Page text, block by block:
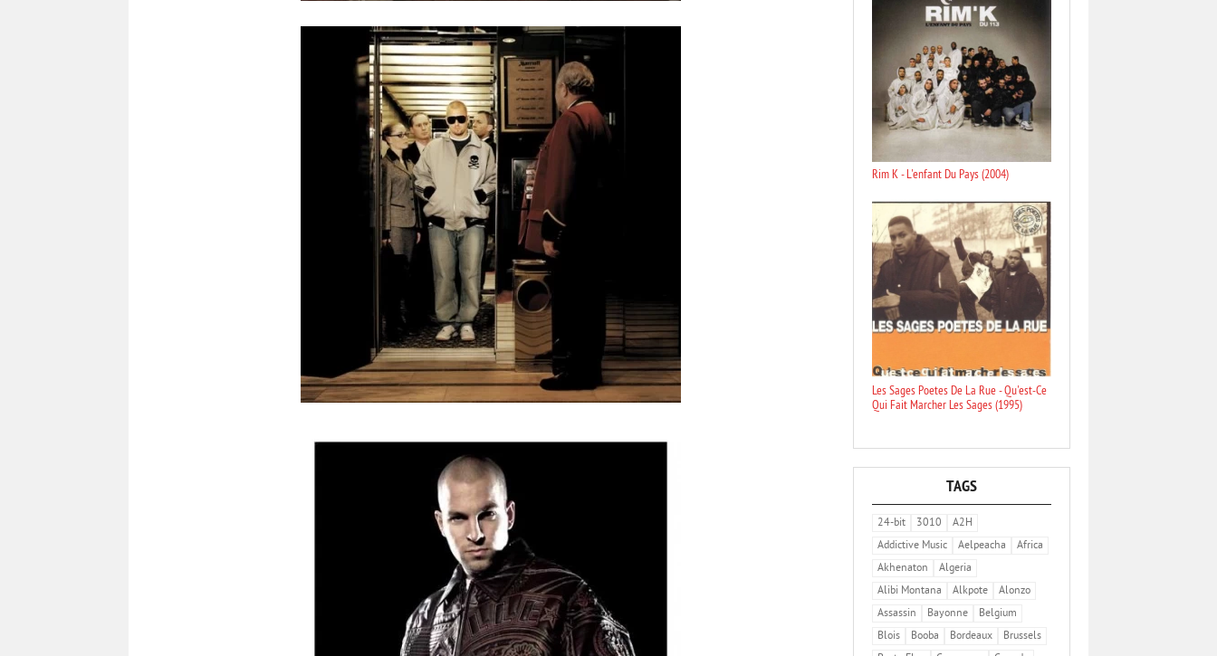
Rim K - L'enfant Du Pays (2004)
Les Sages Poetes De La Rue - Qu'est-Ce
Qui Fait Marcher Les Sages (1995)
TAGS
24-bit 3010
A2H
Addictive Music
Aelpeacha
Africa
Akhenaton
Algeria
Alibi Montana
Alkpote
Alonzo
Assassin
Bayonne
Belgium
Blois
Booba Bordeaux
Brussels